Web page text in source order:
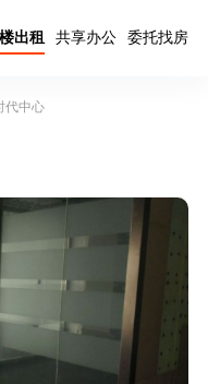
出租 共享办公 委托找房
代中心